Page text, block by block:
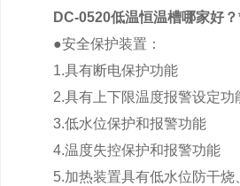
DC-0520低温恒温槽哪家好？
●安全保护装置：
1.具有断电保护功能
2.具有上下限温度报警设定功
3.低水位保护和报警功能
4.温度失控保护和报警功能
5.加热装置具有低水位防干烧